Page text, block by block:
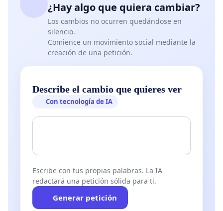
¿Hay algo que quiera cambiar?
Los cambios no ocurren quedándose en
silencio.
Comience un movimiento social mediante la
creación de una petición.
Describe el cambio que quieres ver
Con tecnología de IA
Escribe con tus propias palabras. La IA
redactará una petición sólida para ti.
Generar petición